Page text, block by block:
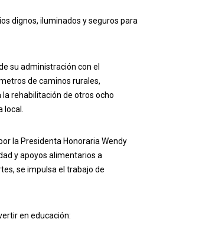
dignos, iluminados y seguros para
su administración con el
de caminos rurales,
rehabilitación de otros ocho
la Presidenta Honoraria Wendy
y apoyos alimentarios a
se impulsa el trabajo de
en educación: